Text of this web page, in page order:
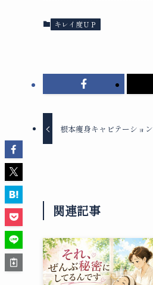
キレイ度ＵＰ
根本痩身キャビテーション
関連記事